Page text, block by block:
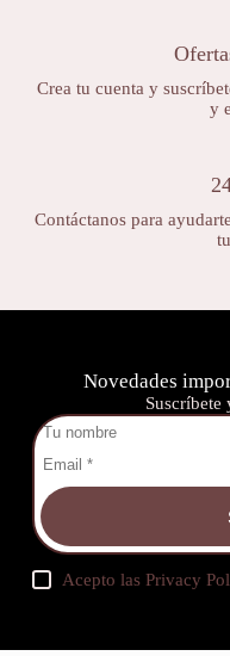
Crea tu cuenta y
y
Contáctanos para
Novedades
Suscríbete
Acepto lasPrivacy